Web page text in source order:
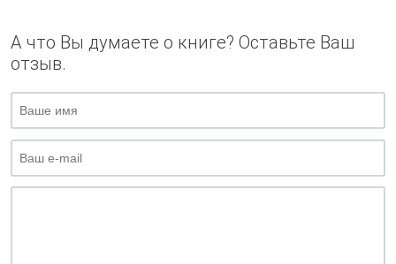
А что Вы думаете о книге? Оставьте Ваш
отзыв.